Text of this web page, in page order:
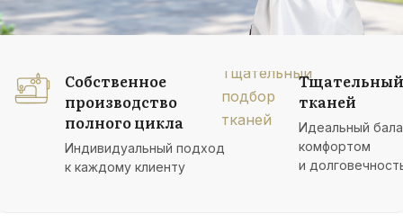
Собственное
производство
полного цикла
Индивидуальный подход
к каждому клиенту
тканей
Идеальный
комфортом
и